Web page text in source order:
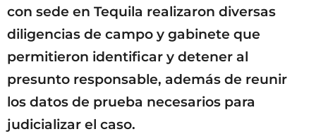
con sede en Tequila realizaron diversas
diligencias de campo y gabinete que
permitieron identificar y detener al
presunto responsable, además de reunir
los datos de prueba necesarios para
judicializar el caso.